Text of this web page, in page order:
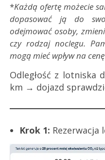
*Każdą ofertę możecie
dopasować ją do
odejmować osoby,
czy rodzaj noclegu.
mogą mieć wpływ na
Odległość z lotniska
km → dojazd
Krok 1: Rezerwacja